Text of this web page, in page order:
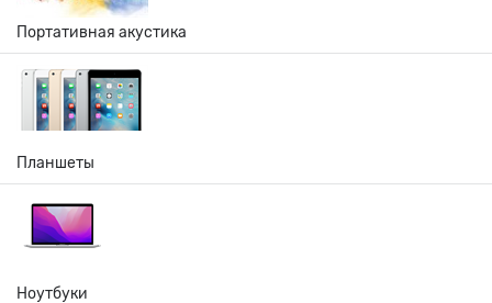
Портативная акустика
Планшеты
Ноутбуки